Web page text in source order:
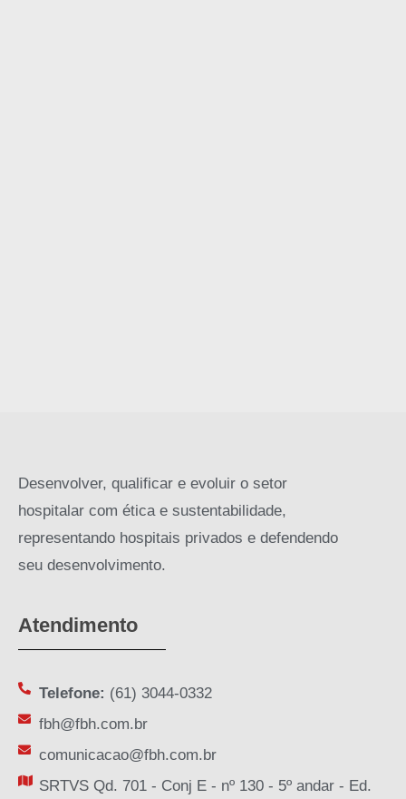
Desenvolver, qualificar e evoluir o setor
hospitalar com ética e sustentabilidade,
representando hospitais privados e defendendo
seu desenvolvimento.
Atendimento
Telefone: (61) 3044-0332
fbh@fbh.com.br
comunicacao@fbh.com.br
SRTVS Qd. 701 - Conj E - nº 130 - 5º andar - Ed.